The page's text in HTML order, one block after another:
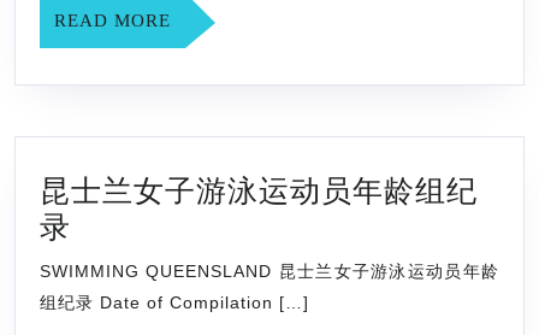
名
单
动
术
级
称
READ MORE READ
MORE
昆士兰女子游泳运动员年龄组纪
录
士
兰
SWIMMING QUEENSLAND 昆士兰女子游泳运动员年龄
组纪录 Date of Compilation […]